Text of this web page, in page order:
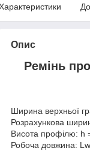
Опис
Ремінь
Ширина верхньої
Розрахункова
Висота профілю: h
Робоча довжина: